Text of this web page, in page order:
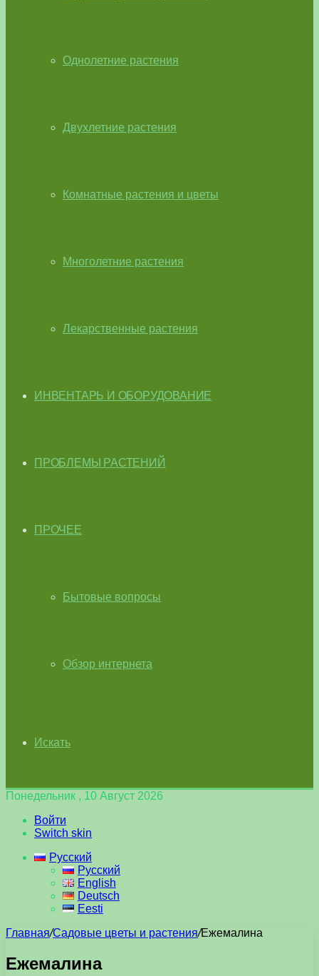
Однолетние растения
Двухлетние растения
Комнатные растения и цветы
Многолетние растения
Лекарственные растения
ИНВЕНТАРЬ И ОБОРУДОВАНИЕ
ПРОБЛЕМЫ РАСТЕНИЙ
ПРОЧЕЕ
Бытовые вопросы
Обзор интернета
Искать
Понедельник , 10 Август 2026
Войти
Switch skin
Русский
Русский
English
Deutsch
Eesti
Главная/Садовые цветы и растения/Ежемалина
Ежемалина